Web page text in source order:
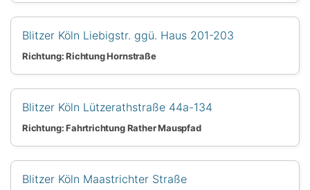
Blitzer Köln Liebigstr. ggü. Haus 201-203
Richtung: Richtung Hornstraße
Blitzer Köln Lützerathstraße 44a-134
Richtung: Fahrtrichtung Rather Mauspfad
Blitzer Köln Maastrichter Straße